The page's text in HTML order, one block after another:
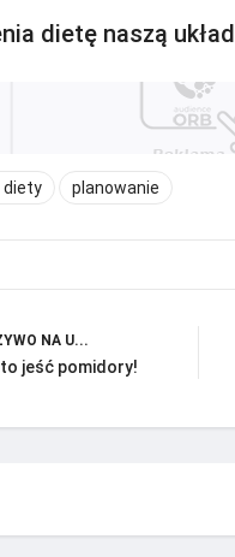
dietę naszą
diety planowanie
NA U...
jeść pomidory!